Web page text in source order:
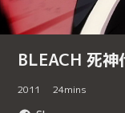
BLEACH 死
2011 24mins